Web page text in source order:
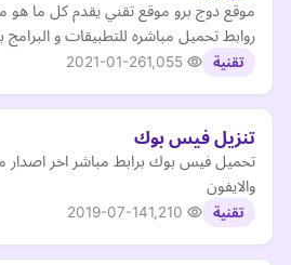
موقع دوج برو موقع تقني يقدم كل ما هو
روابط تحميل مباشره للتطبيقات و
تقنية 2021-01-26
تنزيل فيس بوك
والايفون
تقنية 2019-07-14